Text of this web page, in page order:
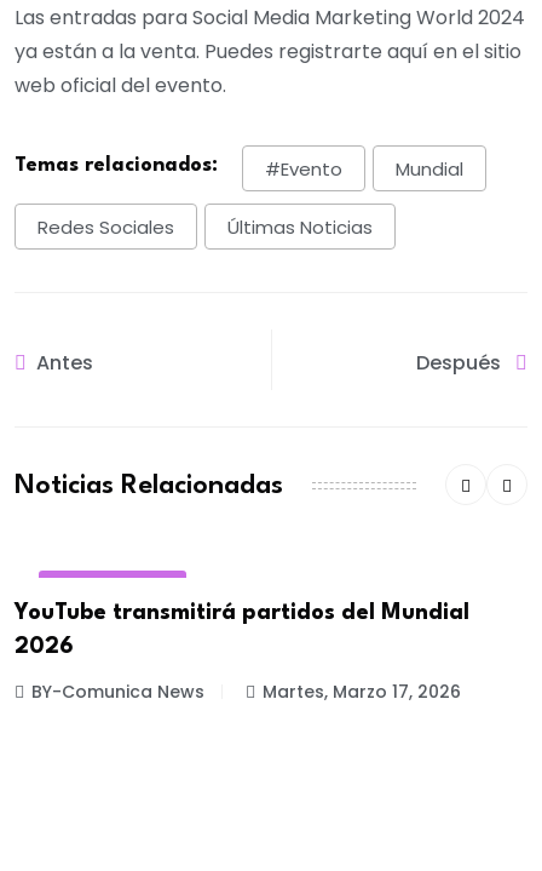
Las entradas para Social Media Marketing World 2024
ya están a la venta. Puedes registrarte aquí en el sitio
web oficial del evento.
Temas relacionados: #evento Mundial
Redes Sociales Últimas Noticias
Antes Después
Noticias Relacionadas
YouTube transmitirá partidos del Mundial
2026
BY-Comunica News Martes, Marzo 17, 2026